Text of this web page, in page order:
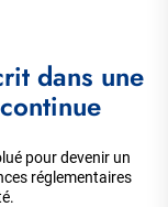
dans une
pour devenir un
réglementaires